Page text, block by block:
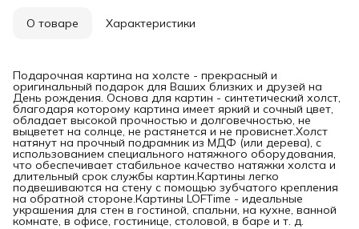
О товаре Характеристики
Подарочная картина на холсте - прекрасный и
оригинальный подарок для Ваших близких и друзей на
День рождения. Основа для картин - синтетический холст,
благодаря которому картина имеет яркий и сочный цвет,
обладает высокой прочностью и долговечностью, не
выцветет на солнце, не растянется и не провиснет.Холст
натянут на прочный подрамник из МДФ (или дерева), с
использованием специального натяжного оборудования,
что обеспечивает стабильное качество натяжки холста и
длительный срок службы картин.Картины легко
подвешиваются на стену с помощью зубчатого крепления
на обратной стороне.Картины LOFTime - идеальные
украшения для стен в гостиной, спальни, на кухне, ванной
комнате, в офисе, гостинице, столовой, в баре и т. д.